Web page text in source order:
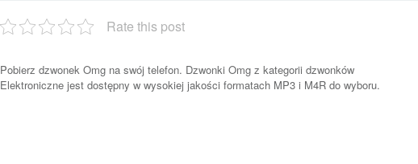
Rate this post
Pobierz dzwonek Omg na swój telefon. Dzwonki Omg z kategorii dzwonków
Elektroniczne jest dostępny w wysokiej jakości formatach MP3 i M4R do wyboru.